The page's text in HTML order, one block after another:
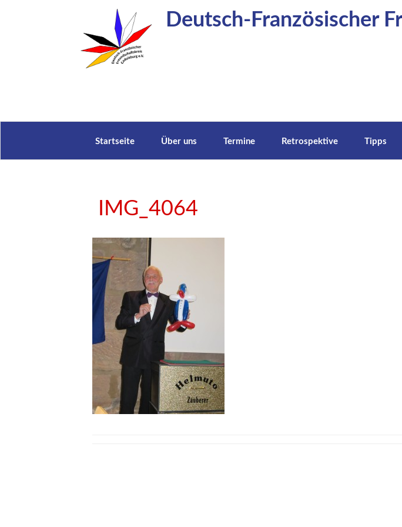
Deutsch-Französischer
Startseite Über uns Termine Retrospektive Tipps
IMG_4064